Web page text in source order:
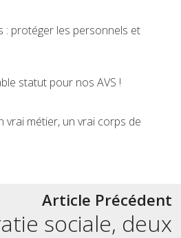
: protéger les personnels et
statut pour nos AVS !
vrai métier, un vrai corps de
Article Précédent
sociale, deux